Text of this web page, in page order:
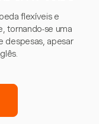
flexíveis e
tornando-se uma
despesas, apesar